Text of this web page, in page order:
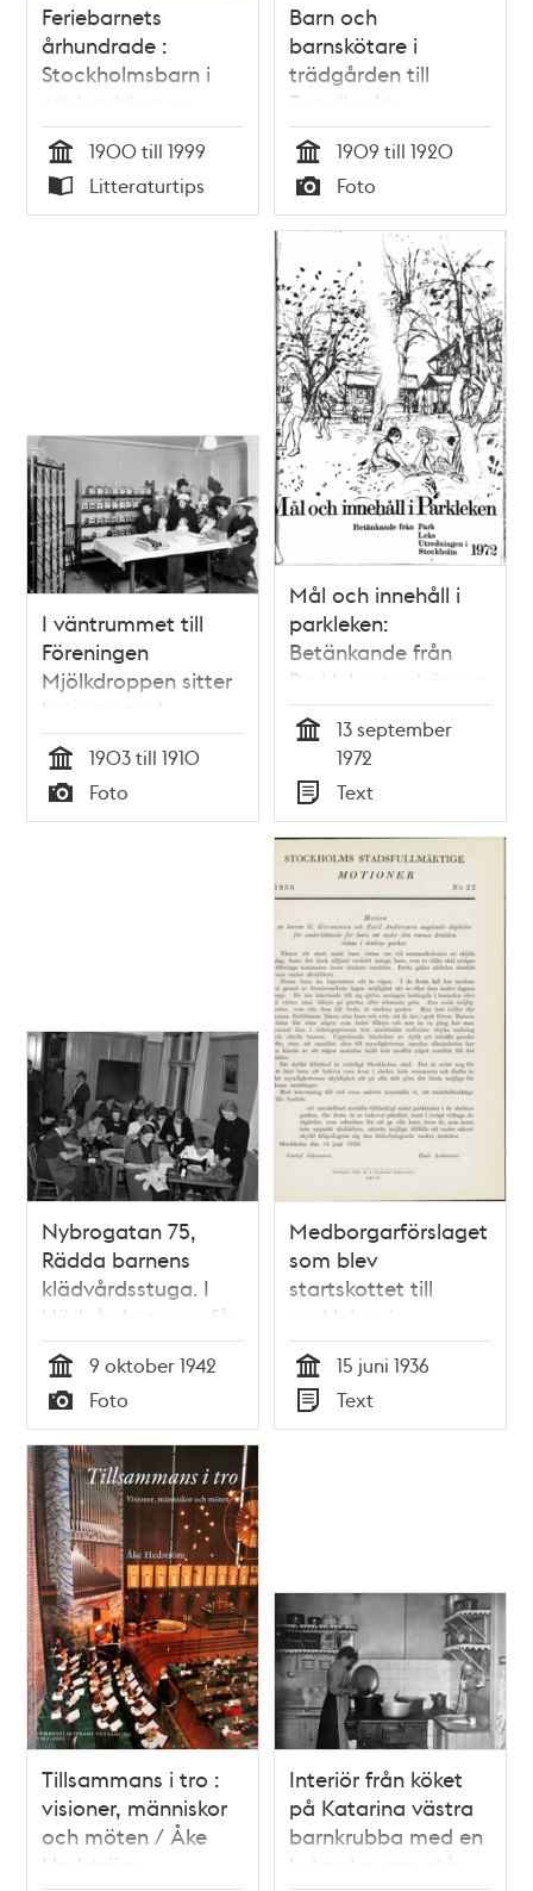
Feriebarnets
århundrade :
Stockholmsbarn i
ett landskap av
ideal, rekreation
och ekonomi 1900-
2000 / Barbro
Ljungdahl
Tid
1900 till 1999
Typ
Litteraturtips
Barn och
barnskötare i
trädgården till
Engelbrekts
barnkrubba.
Tid
1909 till 1920
Typ
Foto
I väntrummet till
Föreningen
Mjölkdroppen sitter
kvinnor med
spädbarn i famnen.
Tid
1903 till 1910
Typ
Foto
Mål och innehåll i
parkleken:
Betänkande från
Parkleksutredningen
i Stockholm (PLUS)
13 september
1972
Typ
Text
Nybrogatan 75,
Rädda barnens
klädvårdsstuga. I
klädvårdsstugan får
hjälpbehövande lära
sig att sy och
reparera kläder
Tid
9 oktober 1942
Typ
Foto
Medborgarförslaget
som blev
startskottet till
parkleken i
stockholm
Tid
15 juni 1936
Typ
Text
Tillsammans i tro :
visioner, människor
och möten / Åke
Hedström
Interiör från köket
på Katarina västra
barnkrubba med en
kokerska som står